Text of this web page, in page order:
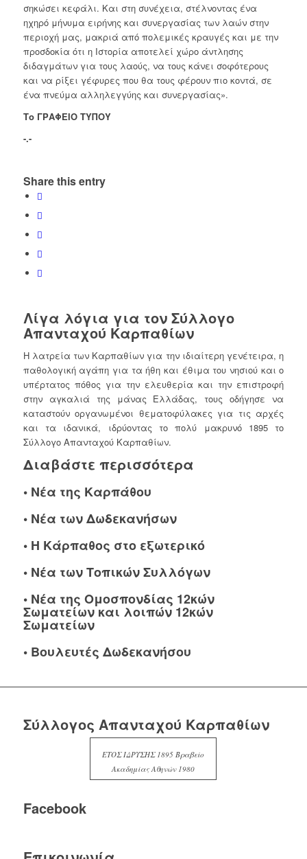
σηκώσει κεφάλι. Και στη συνέχεια, στέλνοντας ένα
ηχηρό μήνυμα ειρήνης και συνεργασίας των λαών στην
περιοχή μας, μακριά από πολεμικές κραυγές και με την
προσδοκία ότι η Ιστορία αποτελεί χώρο άντλησης
διδαγμάτων για τους λαούς, να τους κάνει σοφότερους
και να ρίξει γέφυρες που θα τους φέρουν πιο κοντά, σε
ένα πνεύμα αλληλεγγύης και συνεργασίας».
Το ΓΡΑΦΕΙΟ ΤΥΠΟΥ
-.-
Share this entry
Λίγα λόγια για τον Σύλλογο
Απανταχού Καρπαθίων
Η λατρεία των Καρπαθίων για την ιδιαίτερη γενέτειρα, η
παθολογική αγάπη για τα ήθη και έθιμα του νησιού και ο
υπέρτατος πόθος για την ελευθερία και την επιστροφή
στην αγκαλιά της μάνας Ελλάδας, τους οδήγησε να
καταστούν οργανωμένοι θεματοφύλακες για τις αρχές
και τα ιδανικά, ιδρύοντας το πολύ μακρυνό 1895 το
Σύλλογο Απανταχού Καρπαθίων.
Διαβάστε περισσότερα
• Νέα της Καρπάθου
• Νέα των Δωδεκανήσων
• Η Κάρπαθος στο εξωτερικό
• Νέα των Τοπικών Συλλόγων
• Νέα της Ομοσπονδίας 12κών
Σωματείων και λοιπών 12κών
Σωματείων
• Βουλευτές Δωδεκανήσου
Σύλλογος Απανταχού Καρπαθίων
ΕΤΟΣ ΙΔΡΥΣΗΣ 1895 Βραβείο
Ακαδημίας Αθηνών 1980
Facebook